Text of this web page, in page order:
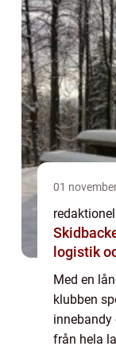
01
redaktionel
logistik
Med en
klubben
innebandy
från hela